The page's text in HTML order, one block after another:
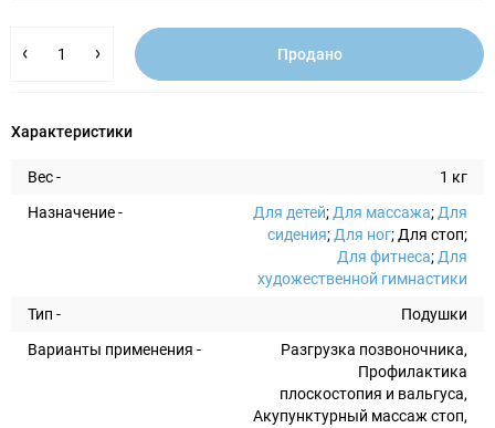
Продано
Характеристики
Вес -
1 кг
Назначение -
Для детей; Для массажа; Для
сидения; Для ног; Для стоп;
Для фитнеса; Для
художественной гимнастики
Тип -
Подушки
Варианты применения -
Разгрузка позвоночника,
Профилактика
плоскостопия и вальгуса,
Акупунктурный массаж стоп,